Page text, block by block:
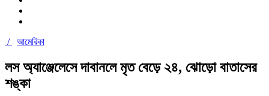
/ আমেরিকা
লস অ্যাঞ্জেলেসে দাবানলে মৃত বেড়ে ২৪, ঝোড়ো বাতাসের
শঙ্কা